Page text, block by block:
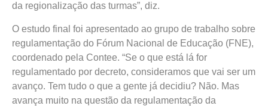
da regionalização das turmas”, diz.
O estudo final foi apresentado ao grupo de trabalho sobre
regulamentação do Fórum Nacional de Educação (FNE),
coordenado pela Contee. “Se o que está lá for
regulamentado por decreto, consideramos que vai ser um
avanço. Tem tudo o que a gente já decidiu? Não. Mas
avança muito na questão da regulamentação da